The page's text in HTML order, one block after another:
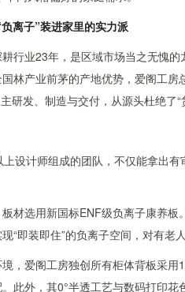
离子”装进家里的实力派
行业23年，是区域市场当之无愧
林产业前茅的产地优势，爱阁工
发、制造与交付，从源头杜绝了“
设计师组成的团队，不仅能拿出
材选用新国标ENF级负离子康养
即装即住”的负离子空间，对有老
，爱阁工房独创所有柜体背板采
此外，其0°半透工艺与数码打印